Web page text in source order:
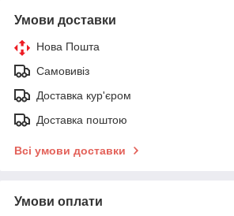
Умови доставки
Нова Пошта
Самовивіз
Доставка кур'єром
Доставка поштою
Всі умови доставки
Умови оплати